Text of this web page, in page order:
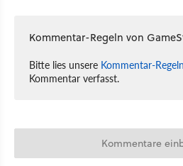
Kommentar-Regeln von
Bitte lies unsere Kommentar-Regeln
Kommentar verfasst.
Kommentare